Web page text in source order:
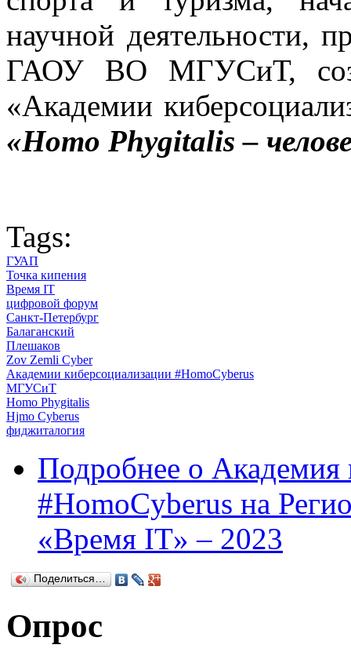
научной деятельности,
ГАОУ ВО МГУСиТ,
«Академии
«Homo Phygitalis –
Tags:
ГУАП
Точка кипения
Время IT
цифровой форум
Санкт-Петербург
Балаганский
Плешаков
Zov Zemli Cyber
Академии киберсоциализации #HomoCyberus
МГУСиТ
Homo Phygitalis
Hjmo Cyberus
фиджиталогия
Подробнее о Академия
#HomoCyberus на
«Время IT» – 2023
Поделиться…
Опрос